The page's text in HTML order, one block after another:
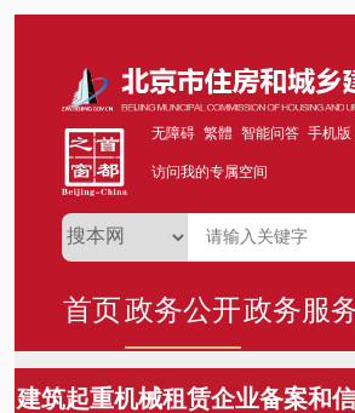
无障碍 繁體 智能问答 手机版
访问我的专属空间
首页政务公开政务服
建筑起重机械租赁企业备案和